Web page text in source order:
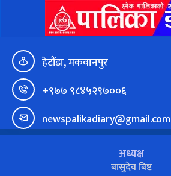
हेटौंडा, मकवानपुर
+९७७ ९८४५२९७००६
newspalikadiary@gmail.com
अध्यक्ष
बासुदेव बिष्ट